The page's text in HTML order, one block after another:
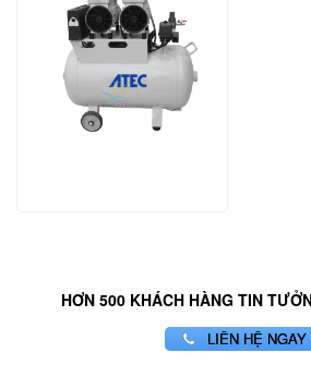
HƠN 500 KHÁCH HÀNG TIN
LIÊN HỆ NGAY